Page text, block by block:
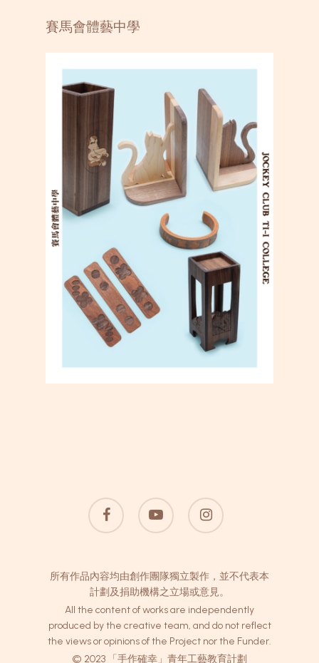
賽馬會體藝中學
facebook youtube instagram
所有作品內容均由創作團隊獨立製作，並不代表本
計劃及捐助機構之立場或意見。
All the content of works are independently
produced by the creative team, and do not reflect
the views or opinions of the Project nor the Funder.
© 2023 「手作確幸」青年工藝教育計劃